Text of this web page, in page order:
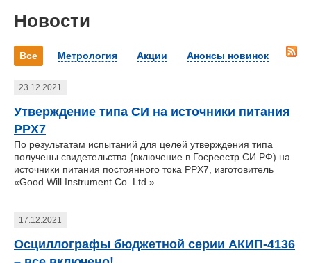
Новости
Все Метрология Акции Анонсы новинок
23.12.2021
Утверждение типа СИ на источники питания
PPX7
По результатам испытаний для целей утверждения типа
получены свидетельства (включение в Госреестр СИ РФ) на
источники питания постоянного тока PPX7, изготовитель
«Good Will Instrument Co. Ltd.».
17.12.2021
Осциллографы бюджетной серии АКИП-4136